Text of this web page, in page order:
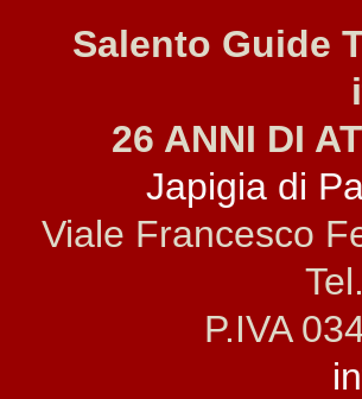
Salento Guide
26 ANNI DI
Japigia di
Viale Francesco
P.IVA